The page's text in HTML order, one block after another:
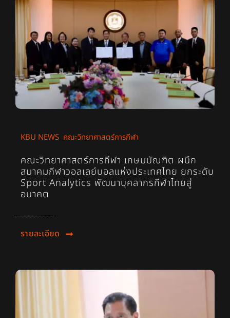
KBU NEWS, คณะวิทยาศาสตร์การกีฬา
คณะวิทยาศาสตร์การกีฬา เกษมบัณฑิต ผนึก
สมาคมกีฬาวอลเลย์บอลแห่งประเทศไทย ยกระดับ
Sport Analytics พัฒนาบุคลากรกีฬาไทยสู่
อนาคต
รายละเอียด